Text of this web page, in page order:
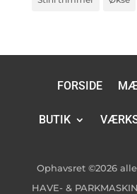
FORSIDE
BUTIK
Ophavsret ©2026
HAVE- &